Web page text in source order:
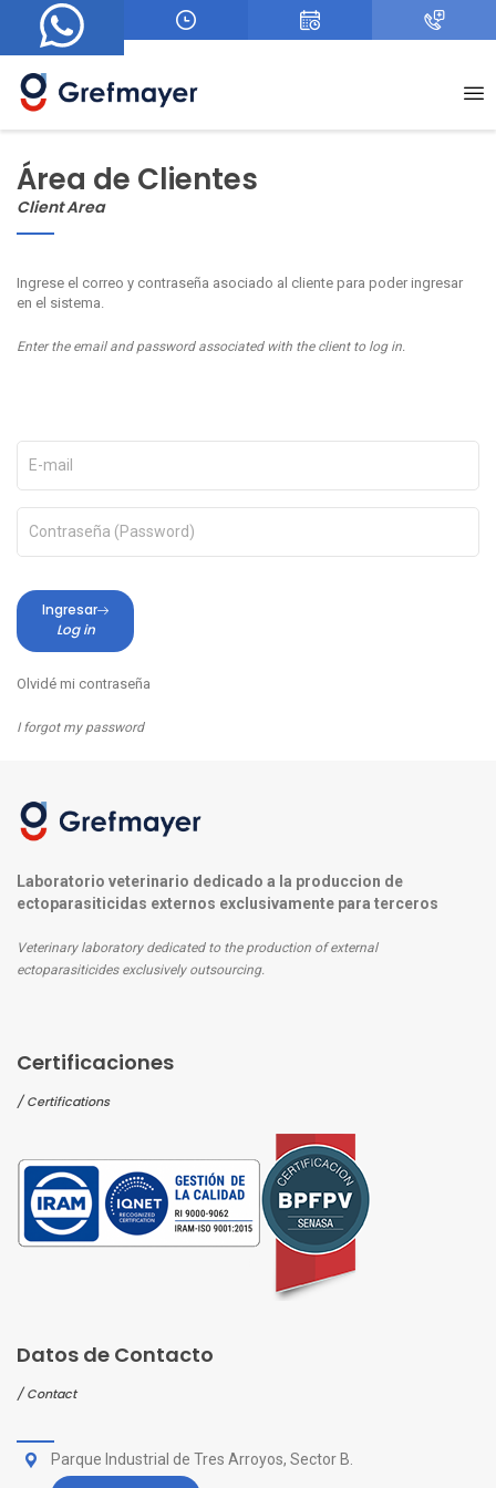
+
Área de Clientes
Client Area
Ingrese el correo y contraseña asociado al cliente para poder ingresar
en el sistema.
Enter the email and password associated with the client to log in.
Ingresar
Log in
Olvidé mi contraseña
I forgot my password
Laboratorio veterinario dedicado a la produccion de
ectoparasiticidas externos exclusivamente para terceros
Veterinary laboratory dedicated to the production of external
ectoparasiticides exclusively outsourcing.
Certificaciones
/ Certifications
Datos de Contacto
/ Contact
Parque Industrial de Tres Arroyos, Sector B.